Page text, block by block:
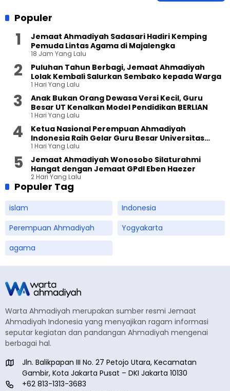
Populer
Jemaat Ahmadiyah Sadasari Hadiri Kemping
Pemuda Lintas Agama di Majalengka
18 Jam Yang Lalu
Puluhan Tahun Berbagi, Jemaat Ahmadiyah
Lolak Kembali Salurkan Sembako kepada Warga
1 Hari Yang Lalu
Anak Bukan Orang Dewasa Versi Kecil, Guru
Besar UT Kenalkan Model Pendidikan BERLIAN
1 Hari Yang Lalu
Ketua Nasional Perempuan Ahmadiyah
Indonesia Raih Gelar Guru Besar Universitas
Terbuka
1 Hari Yang Lalu
Jemaat Ahmadiyah Wonosobo Silaturahmi
Hangat dengan Jemaat GPdI Eben Haezer
2 Hari Yang Lalu
Populer Tag
islam
Indonesia
Perempuan Ahmadiyah
Yogyakarta
agama
Warta Ahmadiyah merupakan sumber resmi Jemaat
Ahmadiyah Indonesia yang menyajikan ragam informasi
seputar kegiatan dan pandangan Ahmadiyah mengenai
berbagai hal.
Jln. Balikpapan III No. 27 Petojo Utara, Kecamatan
Gambir, Kota Jakarta Pusat – DKI Jakarta 10130
+62 813-1313-3683